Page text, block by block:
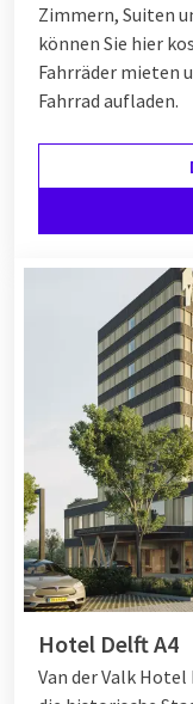
Zimmern, Suiten
können Sie hier
Fahrräder mieten
Fahrrad aufladen.
Hotel Delft A4
Van der Valk